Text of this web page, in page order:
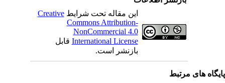
این مقاله تحت شرایطCreative
Commons Attribution-
NonCommercial 4.0
International Licenseقابل
بازنشر است.
های مرتبط